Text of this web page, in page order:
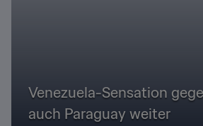
Venezuela-Sensation
auch Paraguay weiter